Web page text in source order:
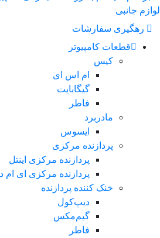
رهگیری سفارشات
قطعات کامپیوتر
کیس
ام اس ای
گیگابایت
فاطر
مادربرد
ایسوس
پردازنده مرکزی
پردازنده مرکزی اینتل
پردازنده مرکزی ای ام دی
خنک کننده پردازنده
دیپ‌کول
گیم‌مکس
فاطر